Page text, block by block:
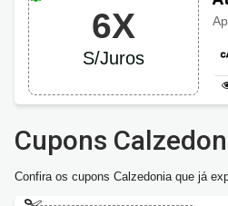
6X
S/Juros
Cupons
Confira os cupons Calzedonia que já